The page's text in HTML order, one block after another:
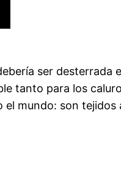
ser desterrada
tanto para los
mundo: son